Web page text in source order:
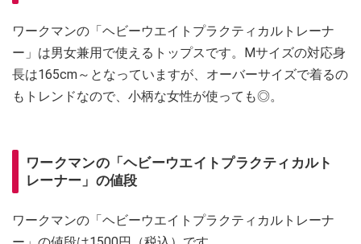
ワークマンの「ヘビーウエイトプラクティカルトレーナ
ー」は男女兼用で使えるトップスです。Mサイズの対応身
長は165cm～となっていますが、オーバーサイズで着るの
もトレンドなので、小柄な女性が使っても◎。
ワークマンの「ヘビーウエイトプラクティカルト
レーナー」の値段
ワークマンの「ヘビーウエイトプラクティカルトレーナ